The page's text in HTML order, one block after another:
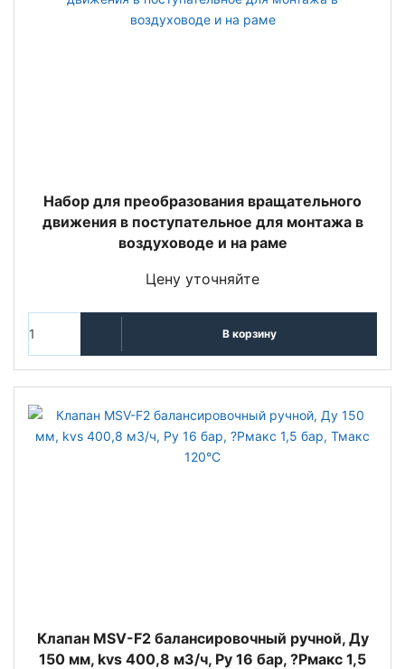
Набор для преобразования вращательного
движения в поступательное для монтажа в
воздуховоде и на раме
Цену уточняйте
В корзину
Клапан MSV-F2 балансировочный ручной, Ду
150 мм, kvs 400,8 м3/ч, Ру 16 бар, ?Рмакс 1,5